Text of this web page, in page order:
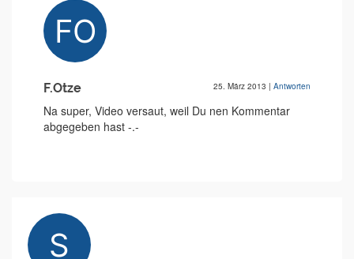
F.Otze 25. März 2013 | Antworten
Na super, Video versaut, weil Du nen Kommentar
abgegeben hast -.-